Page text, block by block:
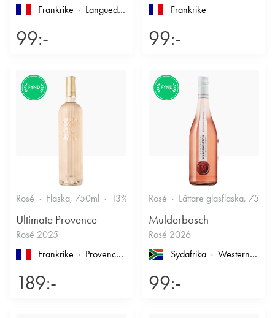
Frankrike
Languedoc-Roussillon , Pays d'Oc
99:-
Frankrike
99:-
FYND
Rosé Flaska, 750ml 13% Friskt & Bärigt
Ultimate Provence
Rosé 2025
Frankrike
Provence , Côtes de Provence
189:-
FYND
Rosé Lättare glasflaska, 750ml
Mulderbosch
Rosé 2026
Sydafrika
Western Cape
99:-